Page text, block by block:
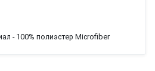
- 100% полиэстер Microfiber